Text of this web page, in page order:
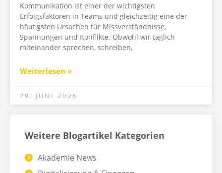
Kommunikation ist einer der wichtigsten
Erfolgsfaktoren in Teams und gleichzeitig eine der
häufigsten Ursachen für Missverständnisse,
Spannungen und Konflikte. Obwohl wir täglich
miteinander sprechen, schreiben,
Weiterlesen »
29. JUNI 2026
Weitere Blogartikel Kategorien
Akademie News